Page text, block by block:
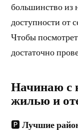
большинство из
доступности от
Чтобы
достаточно
Начинаю с
жилью и
🅿️Лучшие